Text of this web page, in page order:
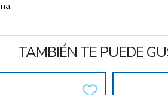
TAMBIÉN TE PUEDE